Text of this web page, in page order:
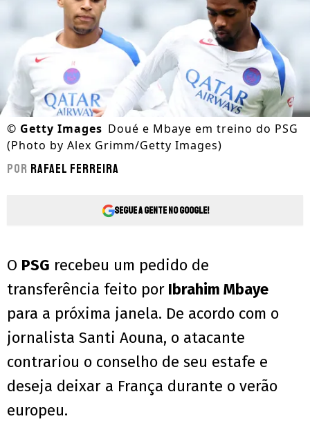
© Getty Images Doué e Mbaye em treino do PSG
(Photo by Alex Grimm/Getty Images)
Por Rafael Ferreira
Segue a gente no Google!
O PSG recebeu um pedido de
transferência feito por Ibrahim Mbaye
para a próxima janela. De acordo com o
jornalista Santi Aouna, o atacante
contrariou o conselho de seu estafe e
deseja deixar a França durante o verão
europeu.